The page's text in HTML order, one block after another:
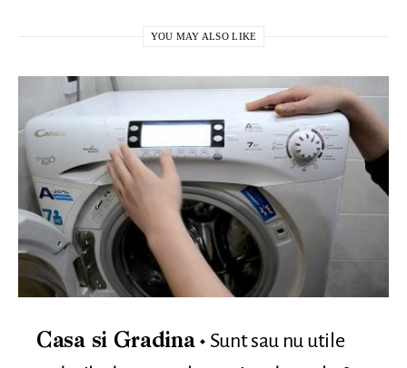
YOU MAY ALSO LIKE
Casa si Gradina
Sunt sau nu utile